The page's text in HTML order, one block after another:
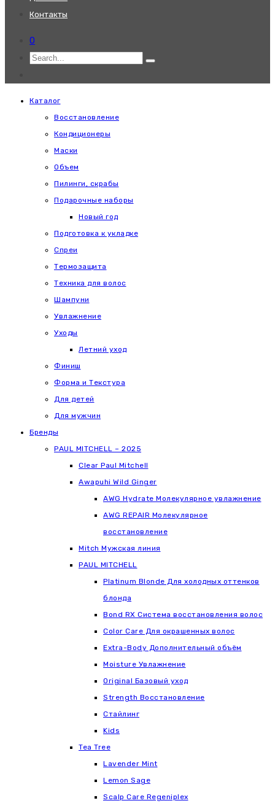
Контакты
0
Каталог
Восстановление
Кондиционеры
Маски
Объем
Пилинги, скрабы
Подарочные наборы
Новый год
Подготовка к укладке
Спреи
Термозащита
Техника для волос
Шампуни
Увлажнение
Уходы
Летний уход
Финиш
Форма и Текстура
Для детей
Для мужчин
Бренды
PAUL MITCHELL – 2025
Clear Paul Mitchell
Awapuhi Wild Ginger
AWG Hydrate Молекулярное увлажнение
AWG REPAIR Молекулярное
восстановление
Mitch Мужская линия
РАUL МITCHELL
Platinum Blonde Для холодных оттенков
блонда
Bond RX Система восстановления волос
Color Care Для окрашенных волос
Extra-Body Дополнительный объём
Moisture Увлажнение
Original Базовый уход
Strength Восстановление
Стайлинг
Kids
Tea Tree
Lavender Mint
Lemon Sage
Scalp Care Regeniplex